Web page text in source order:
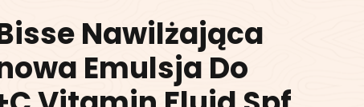
Nawilżająca
Emulsja Do